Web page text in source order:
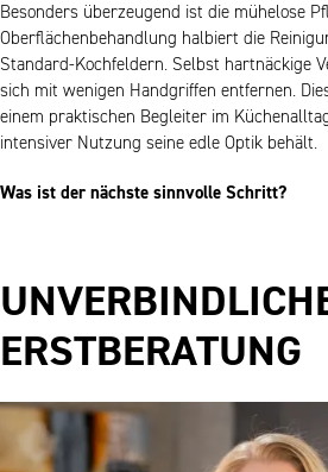
Besonders überzeugend ist die mühelose
Oberflächenbehandlung halbiert die
Standard-Kochfeldern. Selbst hartnäckige
sich mit wenigen Handgriffen entfernen.
einem praktischen Begleiter im
intensiver Nutzung seine edle Optik behält.
Was ist der nächste sinnvolle Schritt?
ERSTBERATUNG